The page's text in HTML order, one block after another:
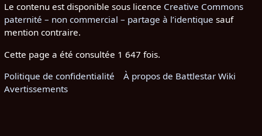
Le contenu est disponible sous licence Creative Commons
paternité – non commercial – partage à l’identique sauf
mention contraire.
Cette page a été consultée 1 647 fois.
Politique de confidentialité
À propos de Battlestar Wiki
Avertissements